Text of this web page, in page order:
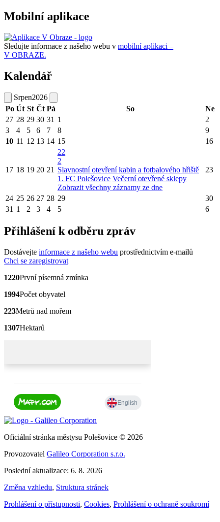
Mobilní aplikace
Sledujte informace z našeho webu v mobilní aplikaci –
V OBRAZE.
Kalendář
Srpen2026
Po Út St Čt Pá So
Ne
27 28 29 30 31 1
2
3
4 5 6 7 8
9
10 11 12 13 14 15 16
17 18 19 20 21
22
2
Slavnostní otevření kabin a fotbalového hřiště
1. FC Polešovice Večerní otevřené sklepy
Zobrazit všechny záznamy ze dne
23
24 25 26 27 28 29
30
31 1 2 3 4 5 6
Přihlášení k odběru zpráv
Dostávejte informace z našeho webu prostřednictvím e-mailů
Chci se zaregistrovat
1220První písemná zmínka
1994Počet obyvatel
223Metrů nad mořem
1307Hektarů
Oficiální stránka městysu Polešovice © 2026
Provozovatel Galileo Corporation s.r.o.
Poslední aktualizace: 6. 8. 2026
Změna vzhledu, Struktura stránek
Prohlášení o přístupnosti, Cookies, Prohlášení o ochraně soukromí